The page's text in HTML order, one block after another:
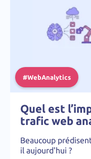
#WebAnalytics
Quel est
trafic web
Beaucoup
il aujourd'hui ?